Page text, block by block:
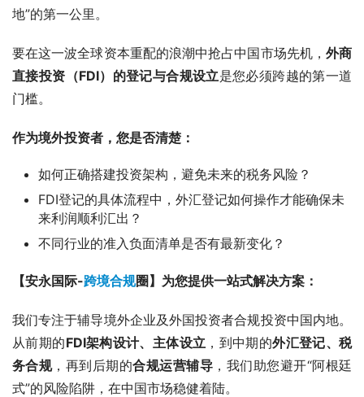
地”的第一公里。
要在这一波全球资本重配的浪潮中抢占中国市场先机， 外商
直接投资（FDI）的登记与合规设立是您必须跨越的第一道
门槛。
作为境外投资者，您是否清楚：
如何正确搭建投资架构，避免未来的税务风险？
FDI登记的具体流程中，外汇登记如何操作才能确保未
来利润顺利汇出？
不同行业的准入负面清单是否有最新变化？
【安永国际-跨境合规圈】为您提供一站式解决方案：
我们专注于辅导境外企业及外国投资者合规投资中国内地。
从前期的FDI架构设计、主体设立 ，到中期的外汇登记、税
务合规，再到后期的合规运营辅导 ，我们助您避开“阿根廷
式”的风险陷阱，在中国市场稳健着陆。